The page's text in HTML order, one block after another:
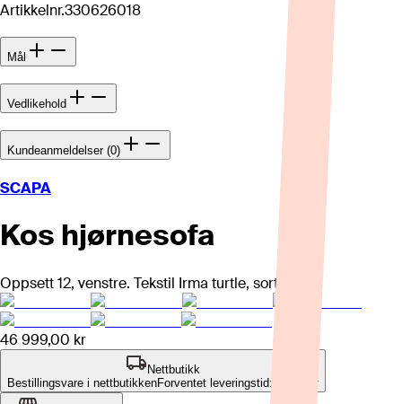
Artikkelnr.330626018
Mål
Vedlikehold
Kundeanmeldelser (0)
SCAPA
Kos hjørnesofa
Oppsett 12, venstre. Tekstil Irma turtle, sorte ben.
46 999,00 kr
Nettbutikk
Bestillingsvare i nettbutikkenForventet leveringstid: 4-8 uker